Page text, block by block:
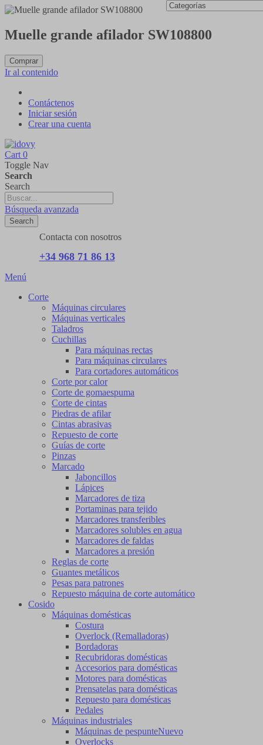
Muelle grande afilador SW108800
Comprar
Ir al contenido
Contáctenos
Iniciar sesión
Crear una cuenta
Cart 0
Toggle Nav
Search
Search
Búsqueda avanzada
Search
Contacta con nosotros
+34 968 71 86 13
Menú
Corte
Máquinas circulares
Máquinas verticales
Taladros
Cuchillas
Para máquinas rectas
Para máquinas circulares
Para cortadores automáticos
Corte por calor
Corte de gomaespuma
Corte de cintas
Piedras de afilar
Cintas abrasivas
Repuesto de corte
Guías de corte
Pinzas
Marcado
Jaboncillos
Lápices
Marcadores de tiza
Portaminas para tejido
Marcadores transferibles
Marcadores solubles en agua
Marcadores de faldas
Marcadores a presión
Reglas de corte
Guantes metálicos
Pesas para patrones
Repuesto máquina de corte automático
Cosido
Máquinas domésticas
Costura
Overlock (Remalladoras)
Bordadoras
Recubridoras domésticas
Accesorios para domésticas
Motores para domésticas
Prensatelas para domésticas
Repuesto para domésticas
Pedales
Máquinas industriales
Máquinas de pespunteNuevo
Overlocks